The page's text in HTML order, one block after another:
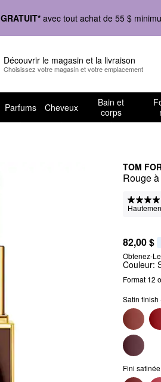
GRATUIT* avec tout achat de 55 $
Découvrir le magasin et la livraison
Choisissez votre magasin et votre emplacement
Parfums Cheveux
Bain et
corps
TOM
Rouge
82,00 $
Obtenez-
Couleur:
Format 12
Satin finish
Fini